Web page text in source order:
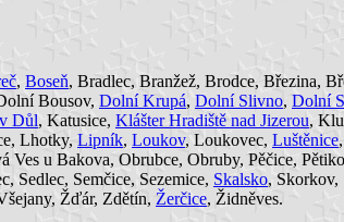
, Boseň, Bradlec, Branžež, Brodce, Březina,
Bousov, Dolní Krupá, Dolní Slivno, Dolní
Důl, Katusice, Klášter Hradiště nad Jizerou,
Lhotky, Lipník, Loukov, Loukovec, Luštěnice,
u Bakova, Obrubce, Obruby, Pěčice,
Sedlec, Semčice, Sezemice, Skalsko, Skorkov,
Žďár, Zdětín, Žerčice, Židněves.